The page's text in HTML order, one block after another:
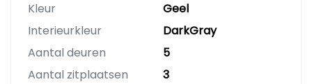
Kleur
Geel
Interieurkleur
DarkGray
Aantal deuren
5
Aantal zitplaatsen
3